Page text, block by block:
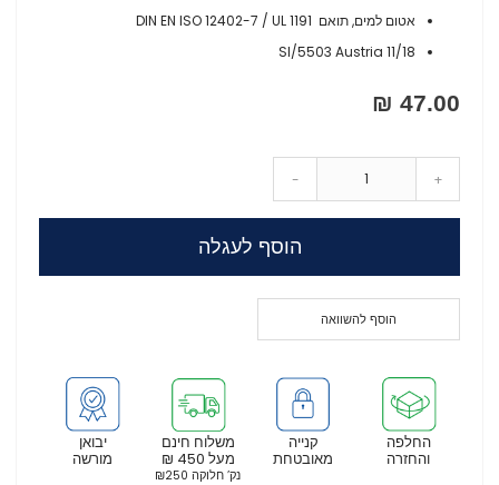
אטום למים, תואם DIN EN ISO 12402-7 / UL 1191
SI/5503 Austria 11/18
47.00 ₪
- +
הוסף לעגלה
הוסף להשוואה
יבואן
מורשה
משלוח חינם
מעל 450 ₪
נק’ חלוקה ₪250
קנייה
מאובטחת
החלפה
והחזרה